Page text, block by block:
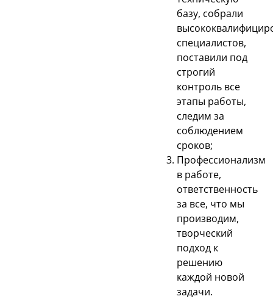
базу, собрали
специалистов,
поставили под
строгий
контроль все
этапы работы,
следим за
соблюдением
сроков;
Профессионализм
в работе,
ответственность
за все, что мы
производим,
творческий
подход к
решению
каждой новой
задачи.